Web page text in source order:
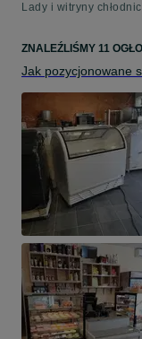
Lady i witryny
ZNALEŹLIŚMY 11
Jak pozycjonowane